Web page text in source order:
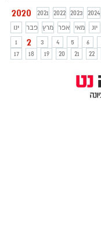
2020 2021 2022 2023 2024
ינו
פבר מרץ אפר מאי יונ
1 2 3 4 5 6
17
18 19 20 21 22